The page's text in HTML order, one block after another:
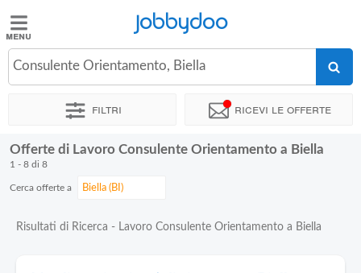
Jobbydoo
Offerte
Stipendi
professioni
Jobbydoo
Consulente Orientamento, Biella
Filtri Ricevi le offerte
Offerte di Lavoro Consulente Orientamento a Biella
1 - 8 di 8
Cerca offerte a
Risultati di Ricerca - Lavoro Consulente Orientamento a Biella